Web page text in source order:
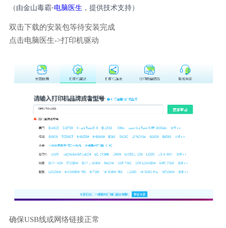
（由金山毒霸-电脑医生 ，提供技术支持）
双击下载的安装包等待安装完成
点击电脑医生->打印机驱动
确保USB线或网络链接正常